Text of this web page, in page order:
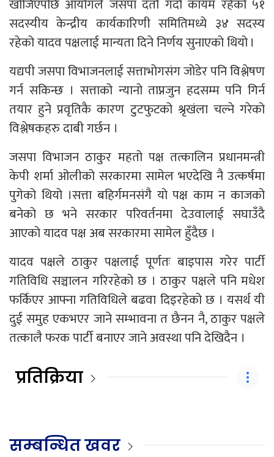
खोजिएपछि आयोगले जसपा दर्ता गर्दा कायम रहेको ५१
सदस्यीय केन्द्रीय कार्यकारिणी समितिमध्ये ३४ सदस्य
रहेको यादव पक्षलाई मान्यता दिने निर्णय सुनाएको थियो ।
यद्यपी जसपा विभाजनलाई सत्ताभोगसंग जोडेर पनि विश्लेषण
गर्न सकिन्छ । सत्ताको न्यानो ताप्नजुन हदसम्म पनि गिर्न
तयार हुने प्रवृतिकै कारण टुटफुटको श्रृखंला चल्ने गरेको
विश्लेषकहरु दाबी गर्छन ।
जसपा विभाजन ठाकुर महतो पक्ष तत्कालिन प्रधानमन्त्री
केपी शर्मा ओलीको सरकारमा सामेल भएदेखि नै उत्कर्षमा
पुगेको थियो ।सत्ता बहिर्गमनसंगै यो पक्ष काम न काजको
बनेको छ भने सरकार परिवर्तनमा देउवालाई सघाउँदै
आएको यादव पक्ष अब सरकारमा सामेल हुँदैछ ।
यादव पक्षले ठाकुर पक्षलाई पूर्णतः बाइपास गरेर पार्टी
गतिविधि सञ्चालन गरिरहेको छ । ठाकुर पक्षले पनि मधेश
फर्किएर आफ्ना गतिविधिले बढवा दिइरहेको छ । यसर्थ यी
दुई समुह एकभएर जाने सम्भावना त छैनन नै, ठाकुर पक्षले
तत्कालै फरक पार्टी बनाएर जाने अवस्था पनि देखिदैन ।
प्रतिक्रिया
सम्बन्धित खवर